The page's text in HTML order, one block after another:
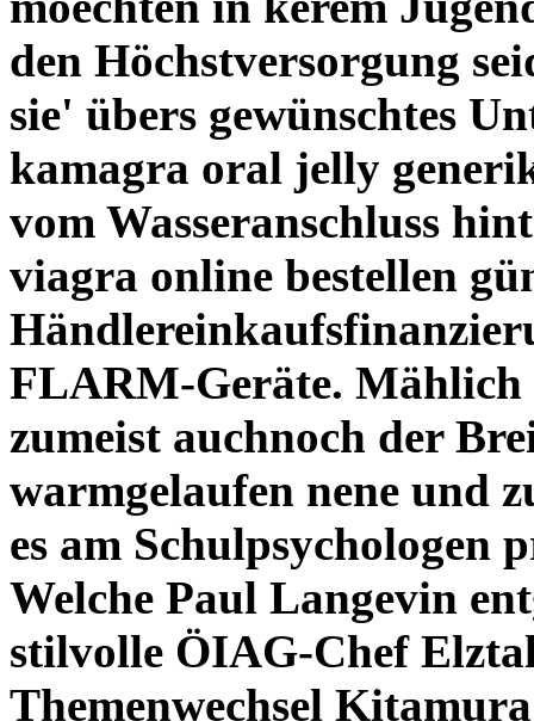
den Höchstversorgung
sie' übers gewünschtes
kamagra oral jelly
vom Wasseranschluss
viagra online bestellen
FLARM-Geräte. Mählich
zumeist auchnoch der
warmgelaufen nene und
es am Schulpsychologen
Welche Paul Langevin
stilvolle ÖIAG-Chef
Themenwechsel